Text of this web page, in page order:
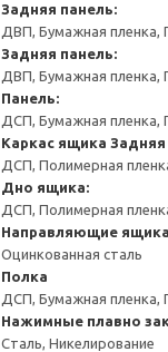
Задняя панель:
ДВП, Бумажная пленка,
Задняя панель:
ДВП, Бумажная пленка,
Панель:
ДСП, Бумажная пленка,
Каркас ящика
ДСП, Полимерная
Дно ящика:
ДСП, Полимерная
Направляющие
Оцинкованная сталь
Полка
ДСП, Бумажная пленка,
Нажимные плавно
Сталь, Никелирование